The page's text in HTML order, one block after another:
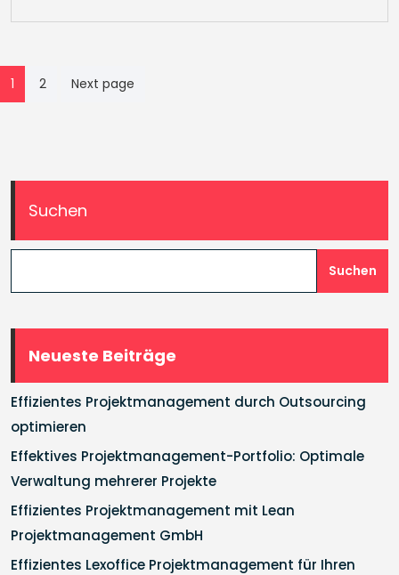
Seitennummerierung
der
1 2 Next page
Suchen
Suchen
Neueste Beiträge
Effizientes Projektmanagement durch Outsourcing
optimieren
Effektives Projektmanagement-Portfolio: Optimale
Verwaltung mehrerer Projekte
Effizientes Projektmanagement mit Lean
Projektmanagement GmbH
Effizientes Lexoffice Projektmanagement für Ihren